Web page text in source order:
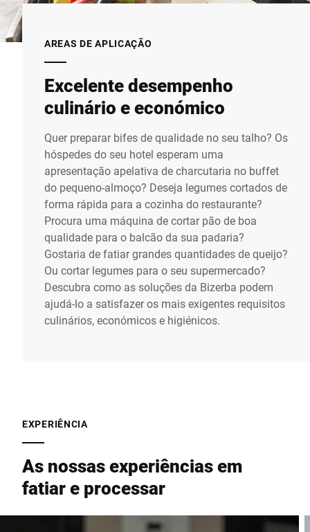
AREAS DE APLICAÇÃO
Excelente desempenho
culinário e económico
Quer preparar bifes de qualidade no seu talho? Os
hóspedes do seu hotel esperam uma
apresentação apelativa de charcutaria no buffet
do pequeno-almoço? Deseja legumes cortados de
forma rápida para a cozinha do restaurante?
Procura uma máquina de cortar pão de boa
qualidade para o balcão da sua padaria?
Gostaria de fatiar grandes quantidades de queijo?
Ou cortar legumes para o seu supermercado?
Descubra como as soluções da Bizerba podem
ajudá-lo a satisfazer os mais exigentes requisitos
culinários, económicos e higiénicos.
EXPERIÊNCIA
As nossas experiências em
fatiar e processar